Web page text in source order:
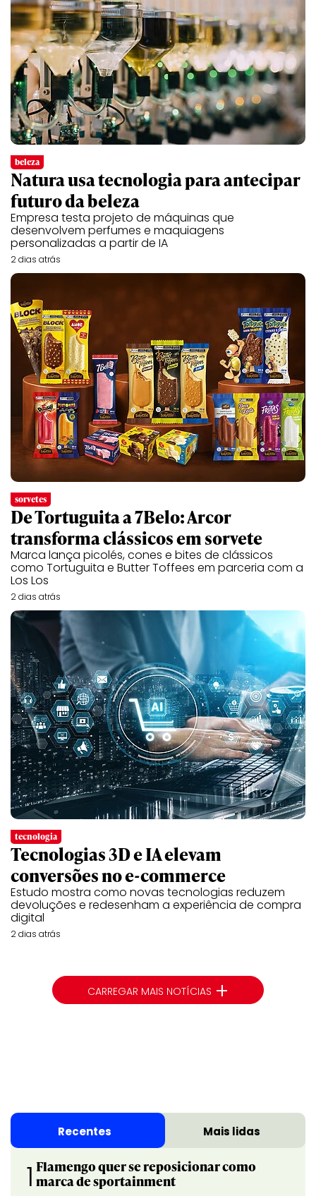
beleza
Natura usa tecnologia para antecipar
futuro da beleza
Empresa testa projeto de máquinas que
desenvolvem perfumes e maquiagens
personalizadas a partir de IA
2 dias atrás
sorvetes
De Tortuguita a 7Belo: Arcor
transforma clássicos em sorvete
Marca lança picolés, cones e bites de clássicos
como Tortuguita e Butter Toffees em parceria com a
Los Los
2 dias atrás
tecnologia
Tecnologias 3D e IA elevam
conversões no e-commerce
Estudo mostra como novas tecnologias reduzem
devoluções e redesenham a experiência de compra
digital
2 dias atrás
CARREGAR MAIS NOTÍCIAS +
Recentes Mais lidas
1 Flamengo quer se reposicionar como
marca de sportainment